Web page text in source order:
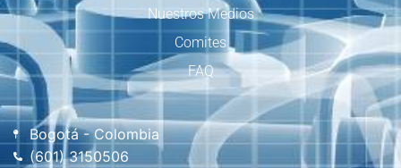
Nuestros Medios
Comites
FAQ
Bogotá - Colombia
(601) 3150506